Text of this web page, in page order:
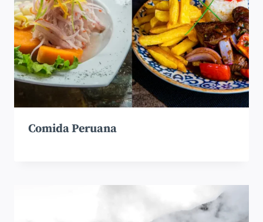
Comida Peruana